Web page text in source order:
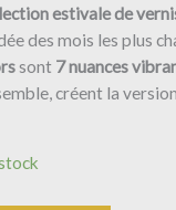
estivale de
des mois les plus
sont 7 nuances
créent la